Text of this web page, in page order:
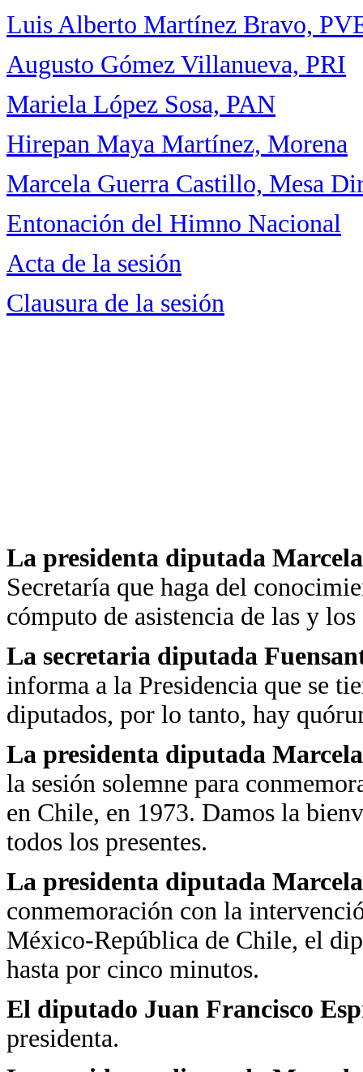
Luis Alberto Martínez Bravo,
Augusto Gómez Villanueva, PRI
Mariela López Sosa, PAN
Hirepan Maya Martínez, Morena
Marcela Guerra Castillo, Mesa
Entonación del Himno Nacional
Acta de la sesión
Clausura de la sesión
La presidenta diputada
Secretaría que haga del
cómputo de asistencia de las y
La secretaria diputada
informa a la Presidencia que se
diputados, por lo tanto, hay
La presidenta diputada
la sesión solemne para
en Chile, en 1973. Damos la
todos los presentes.
La presidenta diputada
conmemoración con la
México-República de Chile, el
hasta por cinco minutos.
El diputado Juan Francisco
presidenta.